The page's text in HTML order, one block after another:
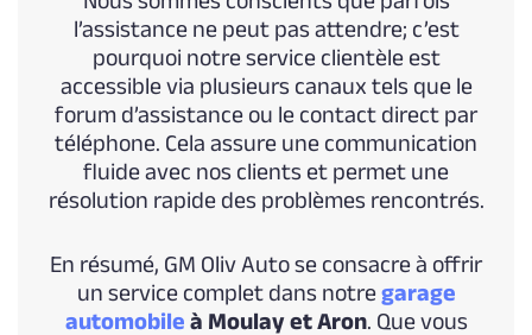
l’assistance ne peut pas attendre; c’est
pourquoi notre service clientèle est
accessible via plusieurs canaux tels que le
forum d’assistance ou le contact direct par
téléphone. Cela assure une communication
fluide avec nos clients et permet une
résolution rapide des problèmes rencontrés.
En résumé, GM Oliv Auto se consacre à offrir
un service complet dans notregarage
automobile à Moulay et Aron. Que vous